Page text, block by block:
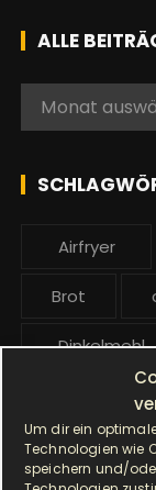
Um dir ein
Technologien wie
speichern und/
h
e
n
c
:
ALLE
e
ä
Monat
Airfryer
Brot
Dinkelmehl